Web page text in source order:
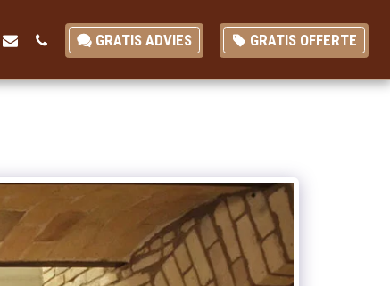
GRATIS ADVIES GRATIS OFFERTE